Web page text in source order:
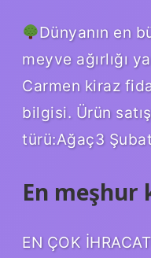
Dünyanın en
meyve ağırlığı
Carmen kiraz
bilgisi. Ürün
türü:Ağaç3
En meşhur
EN ÇOK